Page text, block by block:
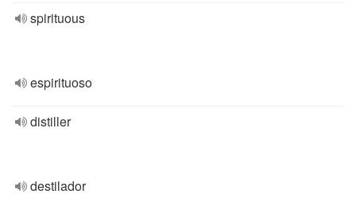
spirituous
espirituoso
distiller
destilador